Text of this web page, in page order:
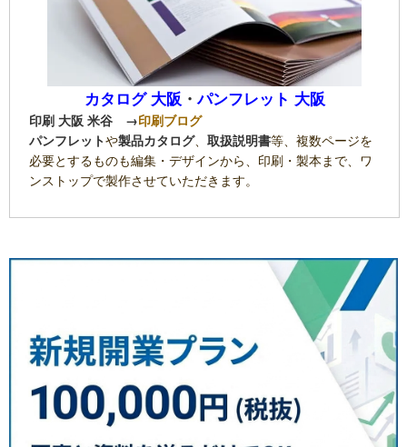
カタログ 大阪 ・パンフレット 大阪
印刷 大阪 米谷 →印刷ブログ
パンフレットや製品カタログ、取扱説明書等、複数ページを
必要とするものも編集・デザインから、印刷・製本まで、ワ
ンストップで製作させていただきます。